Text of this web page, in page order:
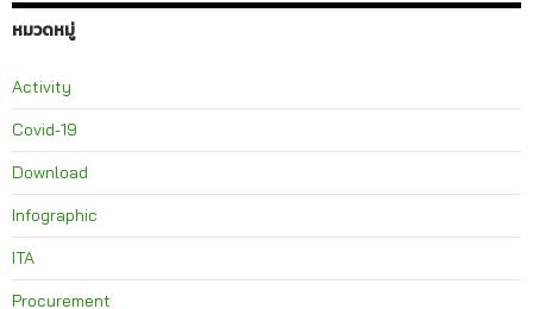
หมวดหมู่
Activity
Covid-19
Download
Infographic
ITA
Procurement